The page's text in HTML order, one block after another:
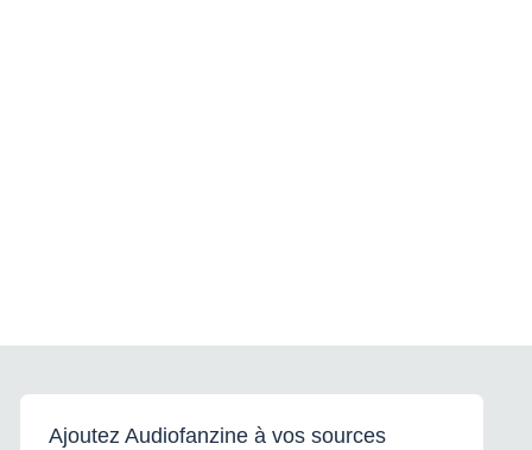
Ajoutez Audiofanzine à vos sources